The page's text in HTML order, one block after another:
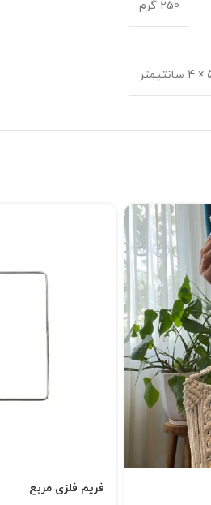
250 گرم
فریم فلزی مربع